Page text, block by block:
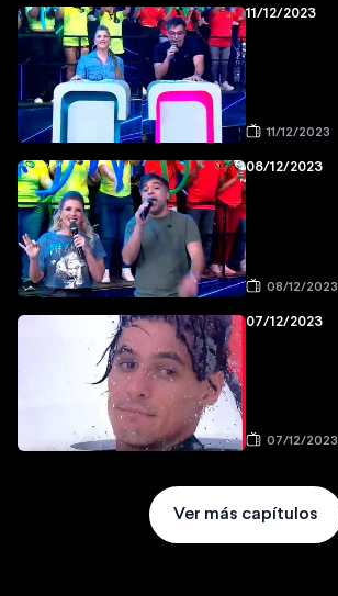
11/12/2023
11/12/2023
08/12/2023
08/12/2023
07/12/2023
07/12/2023
Ver más capítulos